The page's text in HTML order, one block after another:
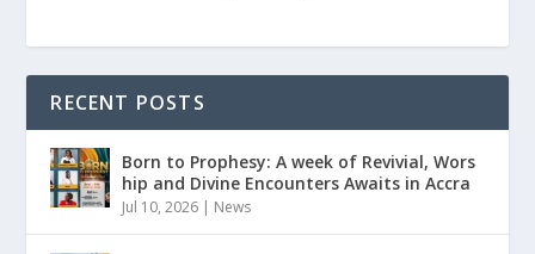
RECENT POSTS
Born to Prophesy: A week of Revivial, Wors
hip and Divine Encounters Awaits in Accra
Jul 10, 2026 News